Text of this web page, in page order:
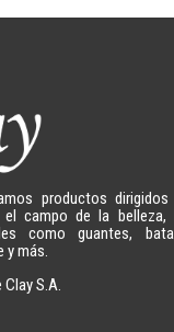
productos
el campo de la belleza,
como guantes,
y más.
S.A.